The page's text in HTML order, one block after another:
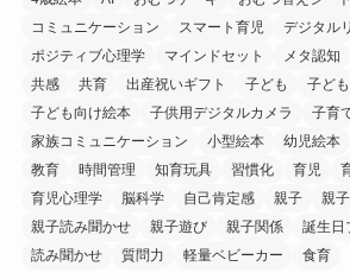
コミュニケーション
スマート育児 デジタル
ポジティブ心理学
マインドセット メタ認知
共感
共育 出産祝いギフト 子ども
子ど
子ども向け絵本
子供用デジタルカメラ
子育
家族コミュニケーション
小型絵本 幼児絵本
教育
時間管理 知育玩具 習慣化 育児
育児心理学
脳科学 自己肯定感 親子
親
親子読み聞かせ
親子遊び 親子関係
誕生日
読み聞かせ
質問力 軽量ベビーカー 食育